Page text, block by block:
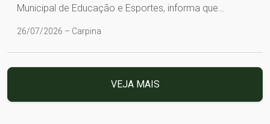
Municipal de Educação e Esportes, informa que…
26/07/2026 – Carpina
VEJA MAIS